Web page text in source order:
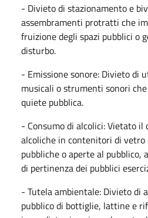
- Divieto di stazionamento e
assembramenti protratti che
fruizione degli spazi pubblici o
disturbo.
- Emissione sonore: Divieto di
musicali o strumenti sonori
quiete pubblica.
- Consumo di alcolici: Vietato il
alcoliche in contenitori di
pubbliche o aperte al pubblico,
di pertinenza dei pubblici
- Tutela ambientale: Divieto di
pubblico di bottiglie, lattine e